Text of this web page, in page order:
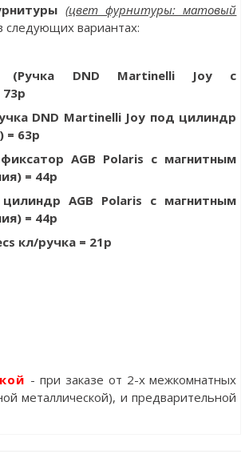
(цвет фурнитуры: матовый
следующих вариантах:
(Ручка DND Martinelli Joy с
DND Martinelli Joy под цилиндр
= 63р
AGB Polaris с магнитным
= 44р
AGB Polaris с магнитным
= 44р
кл/ручка = 21р
- при заказе от 2-х межкомнатных
металлической), и предварительной